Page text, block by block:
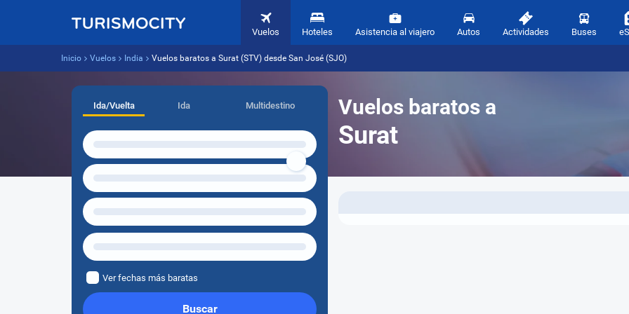
Vuelos Hoteles Asistencia al viajero Autos Actividades Buses
Inicio Vuelos India Vuelos baratos a Surat (STV) desde San José (SJO)
Vuelos baratos a
Surat
Ida/Vuelta Ida Multidestino
Ver fechas más baratas
Buscar